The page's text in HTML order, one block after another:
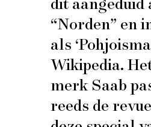
“Norden” en
als
Wikipedia.
merk Saab
reeds de